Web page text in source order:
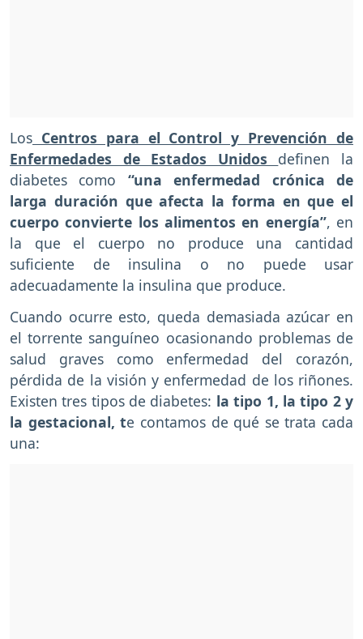
Los Centros para el Control y Prevención de
Enfermedades de Estados Unidos definen la
diabetes como “una enfermedad crónica de
larga duración que afecta la forma en que el
cuerpo convierte los alimentos en energía”, en
la que el cuerpo no produce una cantidad
suficiente de insulina o no puede usar
adecuadamente la insulina que produce.
Cuando ocurre esto, queda demasiada azúcar en
el torrente sanguíneo ocasionando problemas de
salud graves como enfermedad del corazón,
pérdida de la visión y enfermedad de los riñones.
Existen tres tipos de diabetes: la tipo 1, la tipo 2 y
la gestacional, te contamos de qué se trata cada
una: